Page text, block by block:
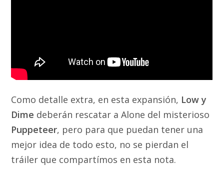
Como detalle extra, en esta expansión, Low y
Dime deberán rescatar a Alone del misterioso
Puppeteer, pero para que puedan tener una
mejor idea de todo esto, no se pierdan el
tráiler que compartímos en esta nota.